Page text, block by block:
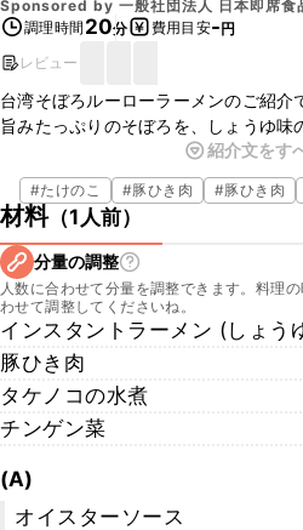
Sponsored by 一般社団法人 日本即席食
調理時間 20分 費用目安-円
レビュー
台湾そぼろルーローラーメンのご紹介
旨みたっぷりのそぼろを、しょうゆ味
なる一品に仕上げました。添付のスー
る味わいですよ。そぼろはレンジでお
ので、忙しいときにもおすすめです。
くださいね。
紹介文をす
#たけのこ #豚ひき肉 #豚ひき肉
材料（1人前）
分量の調整
人数に合わせて分量を調整できます。料理
わせて調整してくださいね。
インスタントラーメン (しょう
豚ひき肉
タケノコの水煮
チンゲン菜
(A)
オイスターソース